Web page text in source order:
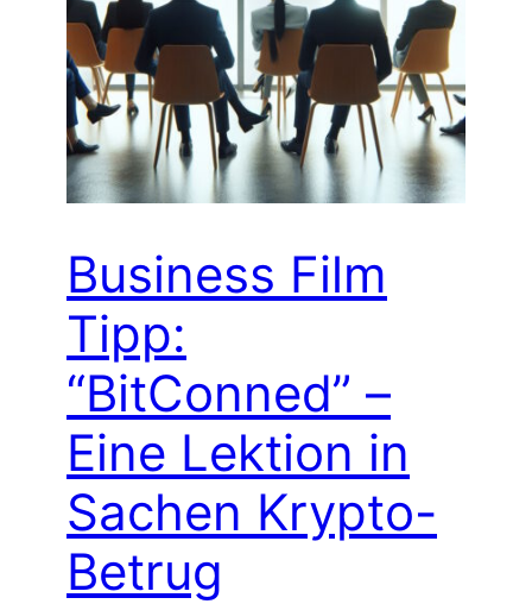
Business Film
Tipp:
“BitConned” –
Eine Lektion in
Sachen Krypto-
Betrug